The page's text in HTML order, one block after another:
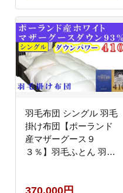
羽毛布団 シングル 羽毛
掛け布団【ポーランド
産マザーグース９
３％】羽毛ふとん 羽毛
本掛け羽毛掛け布団 寝